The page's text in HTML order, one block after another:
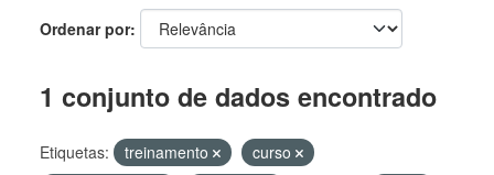
Ordenar por
1 conjunto de dados encontrado
Etiquetas: treinamento
curso